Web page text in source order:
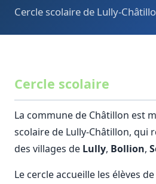
Cercle scolaire de Lully-
Cercle scolaire
La commune de Châtillon est
scolaire de Lully-Châtillon, qui
des villages de Lully, Bollion,
Le cercle accueille les élèves de